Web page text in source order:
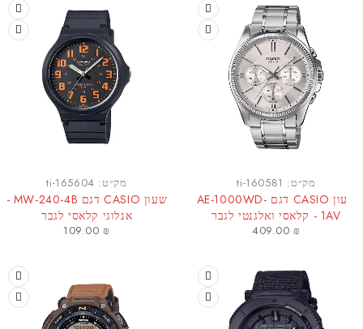
מק״ט:ti-160581
שעון CASIO דגם AE-1000WD-
1AV - קלאסי ואלגנטי לגבר
409.00
מק״ט:ti-165604
שעון CASIO דגם MW-240-4B -
אנלוגי קלאסי לגבר
109.00